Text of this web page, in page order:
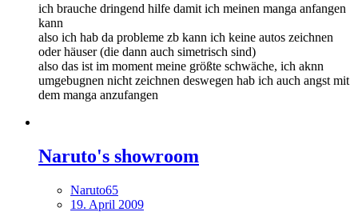
ich brauche dringend hilfe damit ich meinen manga anfangen
kann
also ich hab da probleme zb kann ich keine autos zeichnen
oder häuser (die dann auch simetrisch sind)
also das ist im moment meine größte schwäche, ich aknn
umgebugnen nicht zeichnen deswegen hab ich auch angst mit
dem manga anzufangen
Naruto's showroom
Naruto65
19. April 2009